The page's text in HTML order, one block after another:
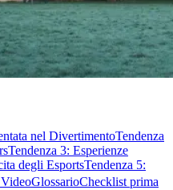
nel DivertimentoTendenza
Tendenza 3: Esperienze
degli EsportsTendenza 5:
GlossarioChecklist prima